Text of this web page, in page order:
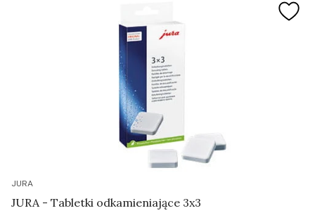
JURA
JURA - Tabletki odkamieniające 3x3